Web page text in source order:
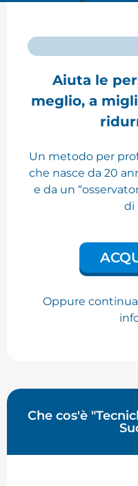
Aiuta le
meglio, a
Un metodo per
che nasce da 20
e da un
di
Oppure
Che cos'è